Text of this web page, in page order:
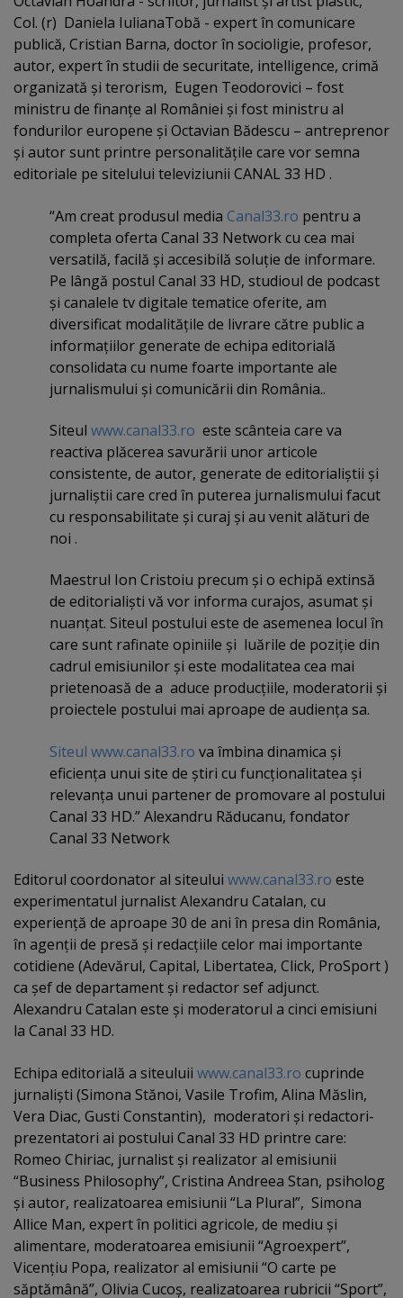
Col. (r) Daniela IulianaTobă - expert în comunicare
publică, Cristian Barna, doctor în socioligie, profesor,
autor, expert în studii de securitate, intelligence, crimă
organizată şi terorism, Eugen Teodorovici – fost
ministru de finanţe al României şi fost ministru al
fondurilor europene şi Octavian Bădescu – antreprenor
şi autor sunt printre personalităţile care vor semna
editoriale pe sitelului televiziunii CANAL 33 HD .
“Am creat produsul media Canal33.ro pentru a
completa oferta Canal 33 Network cu cea mai
versatilă, facilă şi accesibilă soluţie de informare.
Pe lângă postul Canal 33 HD, studioul de podcast
şi canalele tv digitale tematice oferite, am
diversificat modalităţile de livrare către public a
informaţiilor generate de echipa editorială
consolidata cu nume foarte importante ale
jurnalismului şi comunicării din România..
Siteul www.canal33.ro este scânteia care va
reactiva plăcerea savurării unor articole
consistente, de autor, generate de editorialiştii şi
jurnaliştii care cred în puterea jurnalismului facut
cu responsabilitate şi curaj şi au venit alături de
noi .
Maestrul Ion Cristoiu precum şi o echipă extinsă
de editorialişti vă vor informa curajos, asumat şi
nuanţat. Siteul postului este de asemenea locul în
care sunt rafinate opiniile şi luările de poziţie din
cadrul emisiunilor şi este modalitatea cea mai
prietenoasă de a aduce producţiile, moderatorii şi
proiectele postului mai aproape de audienţa sa.
Siteul www.canal33.ro va îmbina dinamica şi
eficienţa unui site de ştiri cu funcţionalitatea şi
relevanţa unui partener de promovare al postului
Canal 33 HD.” Alexandru Răducanu, fondator
Canal 33 Network
Editorul coordonator al siteului www.canal33.ro este
experimentatul jurnalist Alexandru Catalan, cu
experienţă de aproape 30 de ani în presa din România,
în agenţii de presă şi redacţiile celor mai importante
cotidiene (Adevărul, Capital, Libertatea, Click, ProSport )
ca şef de departament şi redactor sef adjunct.
Alexandru Catalan este şi moderatorul a cinci emisiuni
la Canal 33 HD.
Echipa editorială a siteuluii www.canal33.ro cuprinde
jurnalişti (Simona Stănoi, Vasile Trofim, Alina Măslin,
Vera Diac, Gusti Constantin), moderatori şi redactori-
prezentatori ai postului Canal 33 HD printre care:
Romeo Chiriac, jurnalist şi realizator al emisiunii
“Business Philosophy”, Cristina Andreea Stan, psiholog
şi autor, realizatoarea emisiunii “La Plural”, Simona
Allice Man, expert în politici agricole, de mediu şi
alimentare, moderatoarea emisiunii “Agroexpert”,
Vicenţiu Popa, realizator al emisiunii “O carte pe
săptămână”, Olivia Cucoş, realizatoarea rubricii “Sport”,